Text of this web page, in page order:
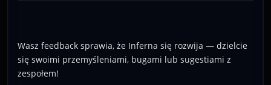
Wasz feedback sprawia, że Inferna się rozwija — dzielcie
się swoimi przemyśleniami, bugami lub sugestiami z
zespołem!